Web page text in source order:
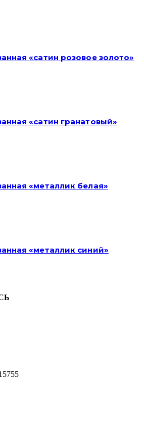
«сатин розовое золото»
«сатин гранатовый»
«металлик белая»
«металлик синий»